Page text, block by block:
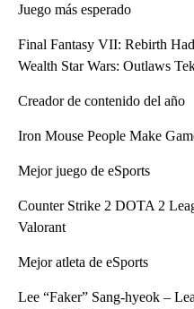
Juego más esperado
Final Fantasy VII: Rebirth
Wealth Star Wars: Outlaws
Creador de contenido del año
Iron Mouse People Make
Mejor juego de eSports
Counter Strike 2 DOTA 2
Valorant
Mejor atleta de eSports
Lee “Faker” Sang-hyeok –